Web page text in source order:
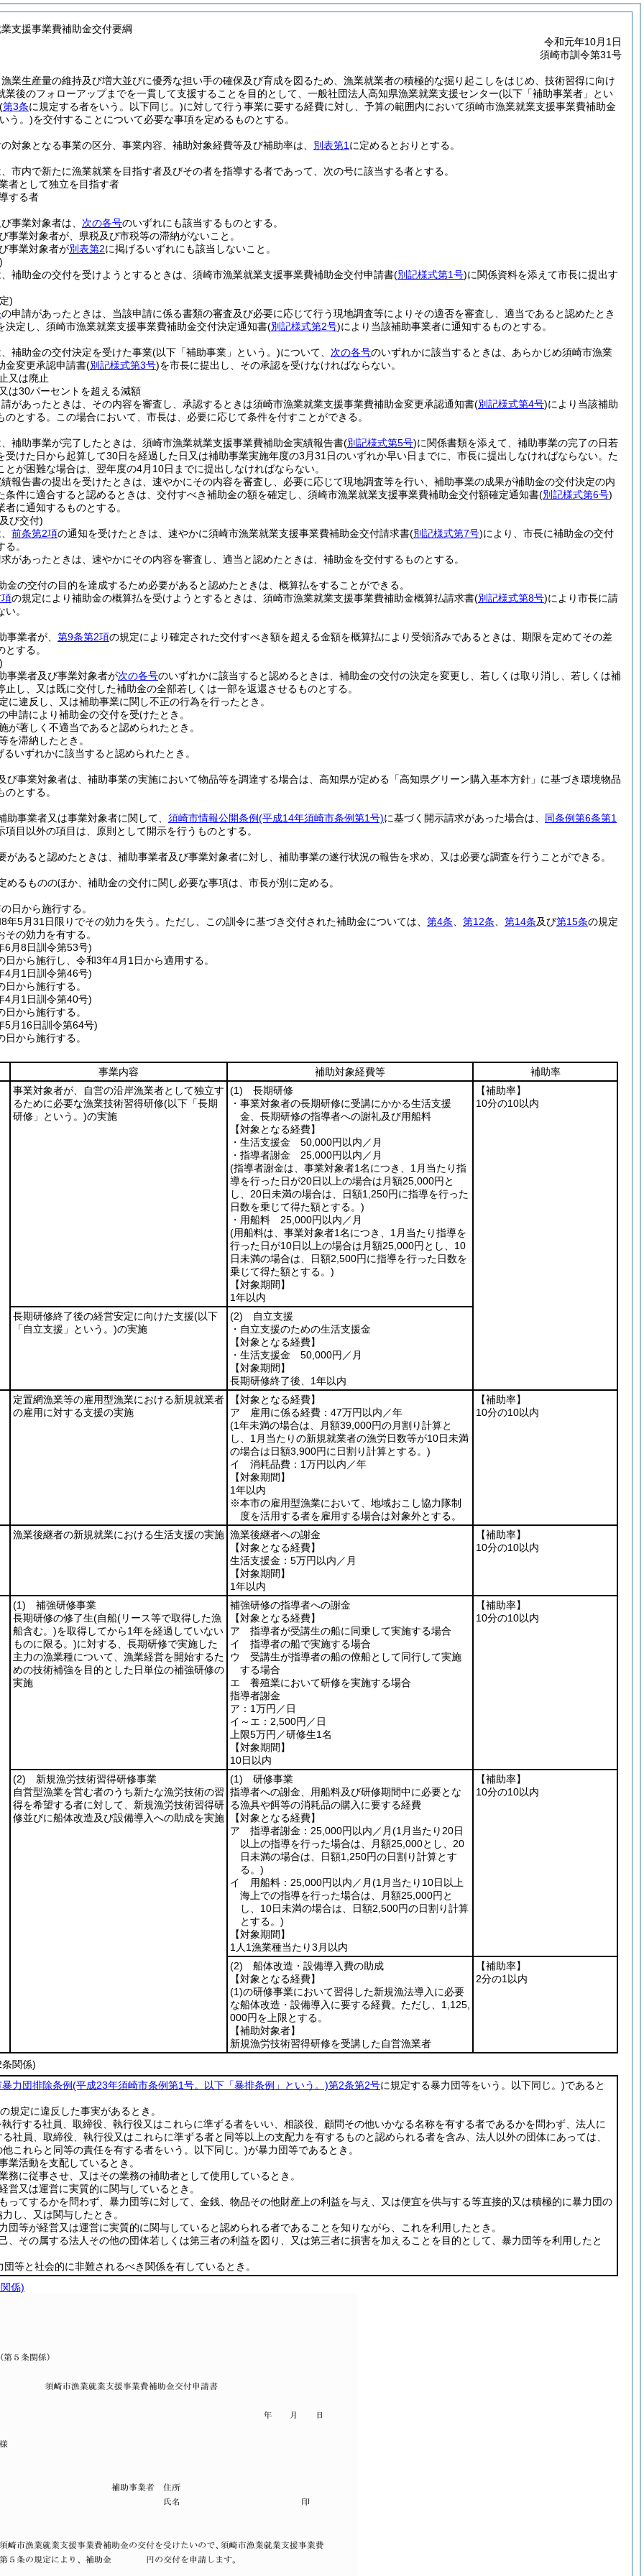
支援事業費補助金交付要綱
令和元年10月1日
須崎市訓令第31号
業生産量の維持及び増大並びに優秀な担い手の確保及び育成を図るため、漁業就業者の積極的な掘り起こしをはじめ、技術習得に向け
業後のフォローアップまでを一貫して支援することを目的として、一般社団法人高知県漁業就業支援センター(以下「補助事業者」とい
(第3条に規定する者をいう。以下同じ。)に対して行う事業に要する経費に対し、予算の範囲内において須崎市漁業就業支援事業費補助金
う。)を交付することについて必要な事項を定めるものとする。
対象となる事業の区分、事業内容、補助対象経費等及び補助率は、 別表第1 に定めるとおりとする。
市内で新たに漁業就業を目指す者及びその者を指導する者であって、次の号に該当する者とする。
者として独立を目指す者
する者
事業対象者は、 次の各号のいずれにも該当するものとする。
事業対象者が、県税及び市税等の滞納がないこと。
事業対象者が別表第2に掲げるいずれにも該当しないこと。
補助金の交付を受けようとするときは、須崎市漁業就業支援事業費補助金交付申請書(別記様式第1号)に関係資料を添えて市長に提出す
)
の申請があったときは、当該申請に係る書類の審査及び必要に応じて行う現地調査等によりその適否を審査し、適当であると認めたとき
決定し、須崎市漁業就業支援事業費補助金交付決定通知書(別記様式第2号)により当該補助事業者に通知するものとする。
補助金の交付決定を受けた事業(以下「補助事業」という。)について、 次の各号のいずれかに該当するときは、あらかじめ須崎市漁業
金変更承認申請書(別記様式第3号)を市長に提出し、その承認を受けなければならない。
又は廃止
は30パーセントを超える減額
があったときは、その内容を審査し、承認するときは須崎市漁業就業支援事業費補助金変更承認通知書(別記様式第4号)により当該補助
とする。
この場合において、市長は、必要に応じて条件を付すことができる。
補助事業が完了したときは、須崎市漁業就業支援事業費補助金実績報告書(別記様式第5号)に関係書類を添えて、補助事業の完了の日若
受けた日から起算して30日を経過した日又は補助事業実施年度の3月31日のいずれか早い日までに、市長に提出しなければならない。 た
とが困難な場合は、翌年度の4月10日までに提出しなければならない。
報告書の提出を受けたときは、速やかにその内容を審査し、必要に応じて現地調査等を行い、補助事業の成果が補助金の交付決定の内
条件に適合すると認めるときは、交付すべき補助金の額を確定し、須崎市漁業就業支援事業費補助金交付額確定通知書(別記様式第6号)
に通知するものとする。
び交付)
前条第2項の通知を受けたときは、速やかに須崎市漁業就業支援事業費補助金交付請求書(別記様式第7号)により、市長に補助金の交付
。
があったときは、速やかにその内容を審査し、適当と認めたときは、補助金を交付するものとする。
金の交付の目的を達成するため必要があると認めたときは、概算払をすることができる。
の規定により補助金の概算払を受けようとするときは、須崎市漁業就業支援事業費補助金概算払請求書(別記様式第8号)により市長に請
。
事業者が、 第9条第2項の規定により確定された交付すべき額を超える金額を概算払により受領済みであるときは、期限を定めてその差
する。
事業者及び事業対象者が次の各号のいずれかに該当すると認めるときは、補助金の交付の決定を変更し、若しくは取り消し、若しくは補
止し、又は既に交付した補助金の全部若しくは一部を返還させるものとする。
に違反し、又は補助事業に関し不正の行為を行ったとき。
申請により補助金の交付を受けたとき。
が著しく不適当であると認められたとき。
を滞納したとき。
るいずれかに該当すると認められたとき。
び事業対象者は、補助事業の実施において物品等を調達する場合は、高知県が定める「高知県グリーン購入基本方針」に基づき環境物品
とする。
助事業者又は事業対象者に関して、 須崎市情報公開条例(平成14年須崎市条例第1号)に基づく開示請求があった場合は、 同条例第6条第1
項目以外の項目は、原則として開示を行うものとする。
があると認めたときは、補助事業者及び事業対象者に対し、補助事業の遂行状況の報告を求め、又は必要な調査を行うことができる。
めるもののほか、補助金の交付に関し必要な事項は、市長が別に定める。
日から施行する。
年5月31日限りでその効力を失う。 ただし、この訓令に基づき交付された補助金については、 第4条 第12条 第14条及び第15条の規定
の効力を有する。
6月8日訓令第53号)
日から施行し、令和3年4月1日から適用する。
4月1日訓令第46号)
から施行する。
4月1日訓令第40号)
から施行する。
5月16日訓令第64号)
から施行する。
事業内容 補助対象経費等
補助率
事業対象者が、自営の沿岸漁業者として独立す
るために必要な漁業技術習得研修(以下「長期
研修」という。)の実施
(1) 長期研修
・事業対象者の長期研修に受講にかかる生活支援
金、長期研修の指導者への謝礼及び用船料
【対象となる経費】
・生活支援金 50,000円以内／月
・指導者謝金 25,000円以内／月
(指導者謝金は、事業対象者1名につき、1月当たり指
導を行った日が20日以上の場合は月額25,000円と
し、20日未満の場合は、日額1,250円に指導を行った
日数を乗じて得た額とする。)
・用船料 25,000円以内／月
(用船料は、事業対象者1名につき、1月当たり指導を
行った日が10日以上の場合は月額25,000円とし、10
日未満の場合は、日額2,500円に指導を行った日数を
乗じて得た額とする。)
【対象期間】
1年以内
【補助率】
10分の10以内
長期研修終了後の経営安定に向けた支援(以下
「自立支援」という。)の実施
(2) 自立支援
・自立支援のための生活支援金
【対象となる経費】
・生活支援金 50,000円／月
【対象期間】
長期研修終了後、1年以内
定置網漁業等の雇用型漁業における新規就業者
の雇用に対する支援の実施
【対象となる経費】
ア 雇用に係る経費：47万円以内／年
(1年未満の場合は、月額39,000円の月割り計算と
し、1月当たりの新規就業者の漁労日数等が10日未満
の場合は日額3,900円に日割り計算とする。)
イ 消耗品費：1万円以内／年
【対象期間】
1年以内
※本市の雇用型漁業において、地域おこし協力隊制
度を活用する者を雇用する場合は対象外とする。
【補助率】
10分の10以内
漁業後継者の新規就業における生活支援の実施 漁業後継者への謝金
【対象となる経費】
生活支援金：5万円以内／月
【対象期間】
1年以内
【補助率】
10分の10以内
(1) 補強研修事業
長期研修の修了生(自船(リース等で取得した漁
船含む。)を取得してから1年を経過していない
ものに限る。)に対する、長期研修で実施した
主力の漁業種について、漁業経営を開始するた
めの技術補強を目的とした日単位の補強研修の
実施
補強研修の指導者への謝金
【対象となる経費】
ア 指導者が受講生の船に同乗して実施する場合
イ 指導者の船で実施する場合
ウ 受講生が指導者の船の僚船として同行して実施
する場合
エ 養殖業において研修を実施する場合
指導者謝金
ア：1万円／日
イ～エ：2,500円／日
上限5万円／研修生1名
【対象期間】
10日以内
【補助率】
10分の10以内
(2) 新規漁労技術習得研修事業
自営型漁業を営む者のうち新たな漁労技術の習
得を希望する者に対して、新規漁労技術習得研
修並びに船体改造及び設備導入への助成を実施
(1) 研修事業
指導者への謝金、用船料及び研修期間中に必要とな
る漁具や餌等の消耗品の購入に要する経費
【対象となる経費】
ア 指導者謝金：25,000円以内／月(1月当たり20日
以上の指導を行った場合は、月額25,000とし、20
日未満の場合は、日額1,250円の日割り計算とす
る。)
イ 用船料：25,000円以内／月(1月当たり10日以上
海上での指導を行った場合は、月額25,000円と
し、10日未満の場合は、日額2,500円の日割り計算
とする。)
【対象期間】
1人1漁業種当たり3月以内
【補助率】
10分の10以内
(2) 船体改造・設備導入費の助成
【対象となる経費】
(1)の研修事業において習得した新規漁法導入に必要
な船体改造・設備導入に要する経費。ただし、1,125,
000円を上限とする。
【補助対象者】
新規漁労技術習得研修を受講した自営漁業者
【補助率】
2分の1以内
関係)
力団排除条例(平成23年須崎市条例第1号。以下「暴排条例」という。)第2条第2号に規定する暴力団等をいう。以下同じ。)であると
の規定に違反した事実があるとき。
行する社員、取締役、執行役又はこれらに準ずる者をいい、相談役、顧問その他いかなる名称を有する者であるかを問わず、法人に
社員、取締役、執行役又はこれらに準ずる者と同等以上の支配力を有するものと認められる者を含み、法人以外の団体にあっては、
これらと同等の責任を有する者をいう。以下同じ。)が暴力団等であるとき。
活動を支配しているとき。
に従事させ、又はその業務の補助者として使用しているとき。
又は運営に実質的に関与しているとき。
てするかを問わず、暴力団等に対して、金銭、物品その他財産上の利益を与え、又は便宜を供与する等直接的又は積極的に暴力団の
し、又は関与したとき。
等が経営又は運営に実質的に関与していると認められる者であることを知りながら、これを利用したとき。
その属する法人その他の団体若しくは第三者の利益を図り、又は第三者に損害を加えることを目的として、暴力団等を利用したと
等と社会的に非難されるべき関係を有しているとき。
係)